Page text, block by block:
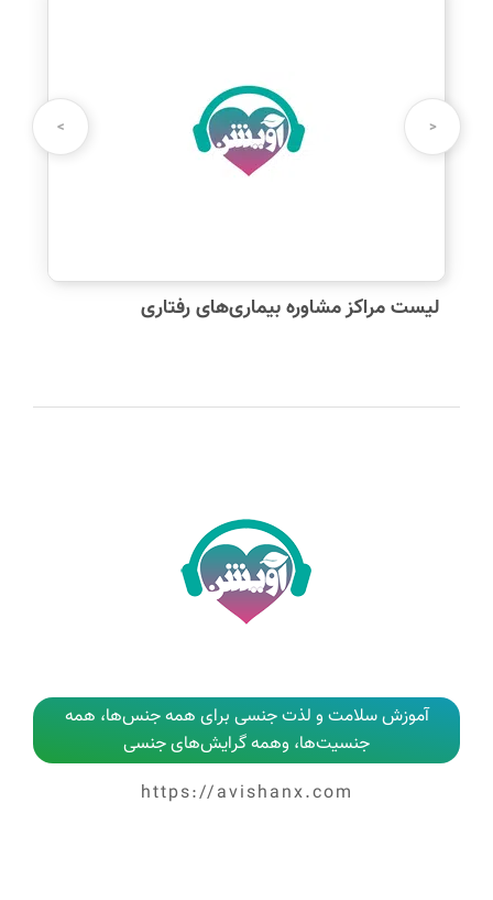
<
>
لیست مراکز مشاوره بیماری‌های رفتاری
آموزش سلامت و لذت جنسی برای همه جنس‌ها، همه
جنسیت‌ها، وهمه گرایش‌های جنسی
https://avishanx.com